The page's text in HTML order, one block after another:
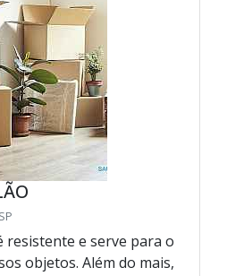
resistente e serve para o
objetos. Além do mais,